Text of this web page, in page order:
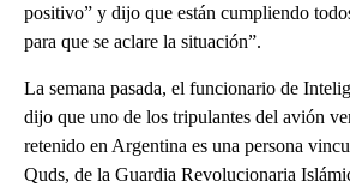
positivo” y dijo que están cumpliendo
para que se aclare la situación”.
La semana pasada, el funcionario de
dijo que uno de los tripulantes del avión
retenido en Argentina es una persona
Quds, de la Guardia Revolucionaria